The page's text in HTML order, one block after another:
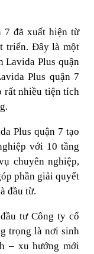
7 đã xuất hiện từ
triển. Đây là một
Lavida Plus quận
Plus quận 7
rất nhiều tiện tích
Plus quận 7 tạo
với 10 tầng
chuyên nghiệp,
phần giải quyết
đầu từ.
tư Công ty cổ
trọng là nơi sinh
– xu hướng mới